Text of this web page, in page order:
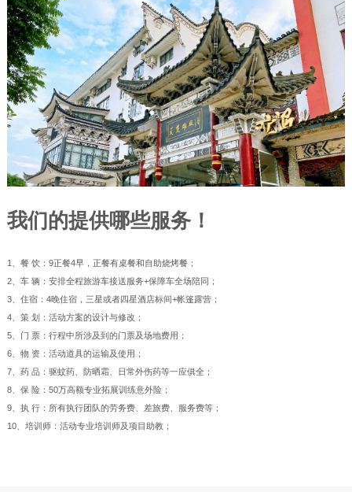
我们的提供哪些服务！
1、餐 饮：9正餐4早，正餐有桌餐和自助烧烤餐；
2、车 辆：安排全程旅游车接送服务+保障车全场陪同；
3、住宿：4晚住宿，三星或者四星酒店标间+帐篷露营；
4、策 划：活动方案的设计与修改；
5、门 票：行程中所涉及到的门票及场地费用；
6、物 资：活动道具的运输及使用；
7、药 品：驱蚊药、防晒霜、日常外伤药等一应俱全；
8、保 险：50万高额专业拓展训练意外险；
9、执 行：所有执行团队的劳务费、差旅费、服务费等；
10、培训师：活动专业培训师及项目助教；